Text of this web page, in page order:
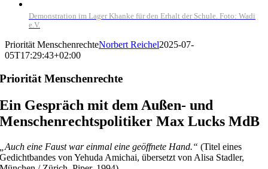
Demonstration im Lager Khanke für den Erhalt der Schule. Foto: Wadi
e.V.
Priorität MenschenrechteNorbert Reichel2025-07-
05T17:29:43+02:00
Priorität Menschenrechte
Ein Gespräch mit dem Außen- und
Menschenrechtspolitiker Max Lucks MdB
„Auch eine Faust war einmal eine geöffnete Hand.“(Titel eines
Gedichtbandes von Yehuda Amichai, übersetzt von Alisa Stadler,